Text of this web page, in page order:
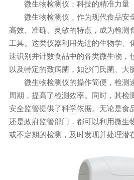
微生物检测仪：科技的精准力量
微生物检测仪，作为现代食品安
高效、准确、灵敏的特点，成为检测
工具。这类仪器利用先进的生物学、
速识别并计数食品中的各类微生物，
以及特定的致病菌，如沙门氏菌、大
微生物检测仪的操作简便，检测
周期，提高了检测效率。同时，其检
安全监管提供了科学依据。无论是食
还是政府监管部门，都可以利用微生
或不定期的检测，及时发现并处理潜